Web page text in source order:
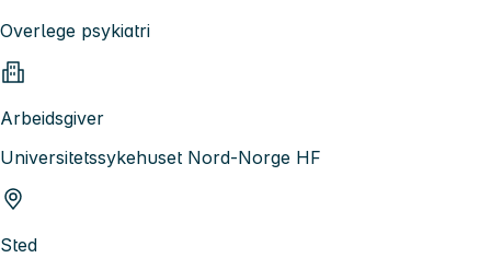
Overlege psykiatri
Arbeidsgiver
Universitetssykehuset Nord-Norge HF
Sted